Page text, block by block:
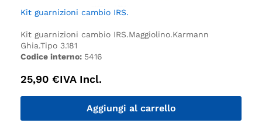
Kit guarnizioni cambio IRS.
Kit guarnizioni cambio IRS.Maggiolino.Karmann
Ghia.Tipo 3.181
Codice interno: 5416
25,90 €IVA Incl.
Aggiungi al carrello